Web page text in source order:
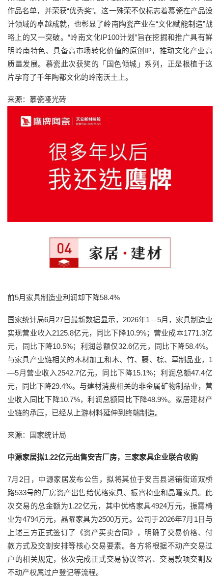
作品名单，并荣获“优秀奖”。这一殊荣不仅标志着慕瓷在产品设
计领域的卓越成就，也彰显了岭南陶瓷产业在“文化赋能制造”战
略上的又一突破。“岭南文化IP100计划”旨在挖掘和推广具有鲜
明岭南特色、具备高市场转化价值的原创IP，推动文化产业高
质量发展。慕瓷此次获奖的「国色倾城」系列，正是根植于这
片孕育了千年陶都文化的岭南沃土上。
来源：慕瓷哑光砖
前5月家具制造业利润却下降58.4%
国家统计局6月27日最新数据显示，2026年1—5月，家具制造业
实现营业收入2125.8亿元，同比下降10.9%；营业成本1771.3亿
元，同比下降10.5%；利润总额仅32.6亿元，同比下降58.4%。
与家具产业链相关的木材加工和木、竹、藤、棕、草制品业，1
—5月营业收入2542.7亿元，同比下降15.1%；利润总额47.4亿
元，同比下降29.4%。与建材消费相关的非金属矿物制品业，营
业收入同比下降10.7%，利润总额同比下降48.9%。家居建材产
业链的承压，已经从上游材料延伸到终端制造。
来源：国家统计局
中源家居拟1.22亿元出售安吉厂房，三家家具企业联合收购
7月2日，中源家居发布公告，拟将其位于安吉县递铺街道双桥
路533号的厂房资产出售给优格家具、振霄椅业和晶曜家具。此
次交易的总金额为1.22亿元，其中优格家具4924万元，振霄椅
业为4794万元，晶曜家具为2500万元。公司于2026年7月1日与
上述三方正式签订了《资产买卖合同》，明确了交易价格、付
款方式及交割安排等核心交易要素。各方将根据不动产交易过
户的相关规定，依次完成正式交易协议签署、交易款项交割及
不动产权属过户登记等流程。